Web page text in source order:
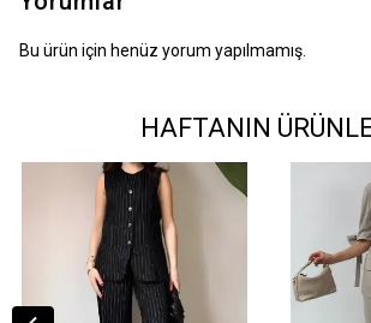
Bu ürün için henüz yorum yapılmamış.
HAFTANIN